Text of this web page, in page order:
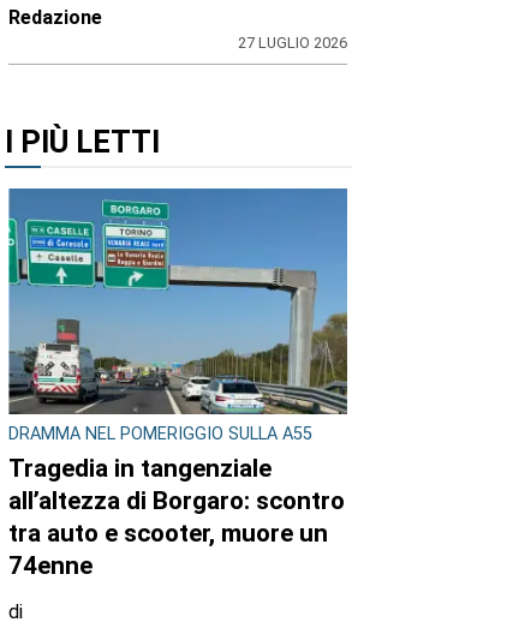
Redazione
27 LUGLIO 2026
I PIÙ LETTI
DRAMMA NEL POMERIGGIO SULLA A55
Tragedia in tangenziale
all’altezza di Borgaro: scontro
tra auto e scooter, muore un
74enne
di